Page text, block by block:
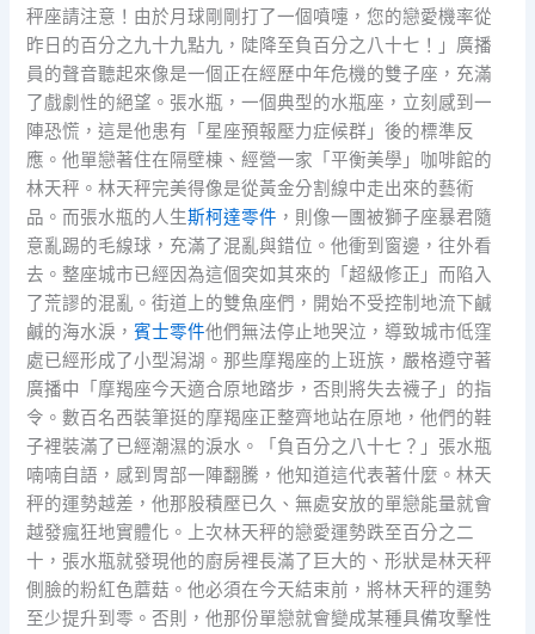
秤座請注意！由於月球剛剛打了一個噴嚏，您的戀愛機率從
昨日的百分之九十九點九，陡降至負百分之八十七！」廣播
員的聲音聽起來像是一個正在經歷中年危機的雙子座，充滿
了戲劇性的絕望。張水瓶，一個典型的水瓶座，立刻感到一
陣恐慌，這是他患有「星座預報壓力症候群」後的標準反
應。他單戀著住在隔壁棟、經營一家「平衡美學」咖啡館的
林天秤。林天秤完美得像是從黃金分割線中走出來的藝術
品。而張水瓶的人生斯柯達零件 ，則像一團被獅子座暴君隨
意亂踢的毛線球，充滿了混亂與錯位。他衝到窗邊，往外看
去。整座城市已經因為這個突如其來的「超級修正」而陷入
了荒謬的混亂。街道上的雙魚座們，開始不受控制地流下鹹
鹹的海水淚，賓士零件他們無法停止地哭泣，導致城市低窪
處已經形成了小型潟湖。那些摩羯座的上班族，嚴格遵守著
廣播中「摩羯座今天適合原地踏步，否則將失去襪子」的指
令。數百名西裝筆挺的摩羯座正整齊地站在原地，他們的鞋
子裡裝滿了已經潮濕的淚水。「負百分之八十七？」張水瓶
喃喃自語，感到胃部一陣翻騰，他知道這代表著什麼。林天
秤的運勢越差，他那股積壓已久、無處安放的單戀能量就會
越發瘋狂地實體化。上次林天秤的戀愛運勢跌至百分之二
十，張水瓶就發現他的廚房裡長滿了巨大的、形狀是林天秤
側臉的粉紅色蘑菇。他必須在今天結束前，將林天秤的運勢
至少提升到零。否則，他那份單戀就會變成某種具備攻擊性